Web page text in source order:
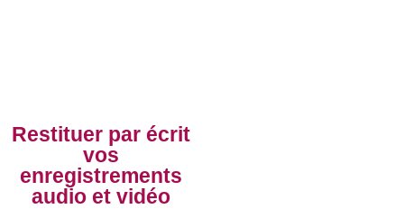
Restituer par écrit
vos
enregistrements
audio et vidéo